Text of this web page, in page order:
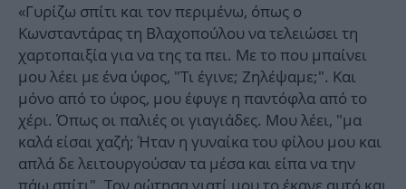
«Γυρίζω σπίτι και τον περιμένω, όπως ο
Κωνσταντάρας τη Βλαχοπούλου να τελειώσει τη
χαρτοπαιξία για να της τα πει. Με το που μπαίνει
μου λέει με ένα ύφος, "Τι έγινε; Ζηλέψαμε;". Και
μόνο από το ύφος, μου έφυγε η παντόφλα από το
χέρι. Όπως οι παλιές οι γιαγιάδες. Μου λέει, "μα
καλά είσαι χαζή; Ήταν η γυναίκα του φίλου μου και
απλά δε λειτουργούσαν τα μέσα και είπα να την